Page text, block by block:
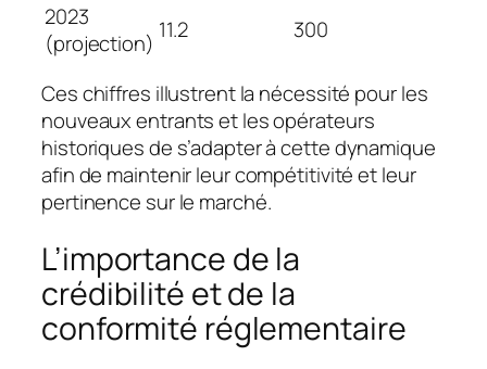
2023
(projection) 11.2 300
Ces chiffres illustrent la nécessité pour les
nouveaux entrants et les opérateurs
historiques de s’adapter à cette dynamique
afin de maintenir leur compétitivité et leur
pertinence sur le marché.
L’importance de la
crédibilité et de la
conformité réglementaire